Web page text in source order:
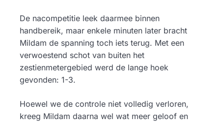
De nacompetitie leek daarmee binnen
handbereik, maar enkele minuten later bracht
Mildam de spanning toch iets terug. Met een
verwoestend schot van buiten het
zestienmetergebied werd de lange hoek
gevonden: 1-3.
Hoewel we de controle niet volledig verloren,
kreeg Mildam daarna wel wat meer geloof en